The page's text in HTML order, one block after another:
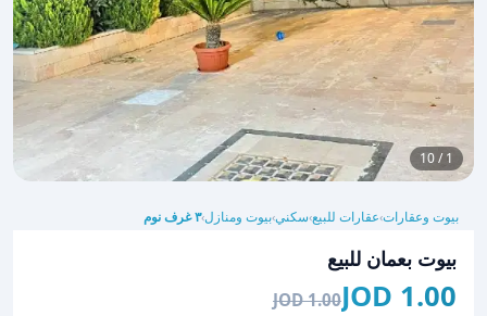
1 / 10
بيوت وعقارات›عقارات للبيع›سكني›بيوت ومنازل›٣ غرف نوم
بيوت بعمان للبيع
1.00 JOD
1.00 JOD